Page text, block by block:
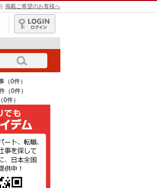
掲載ご希望のお客様へ
ログイン
（0件）
（0件）
件）